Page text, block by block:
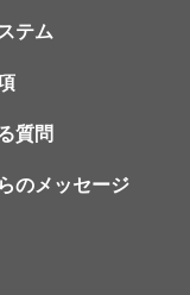
テム
質問
のメッセージ